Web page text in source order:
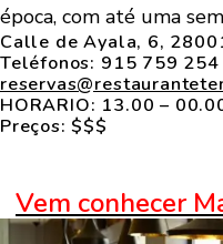
época, com até uma
Calle de Ayala, 6,
Teléfonos: 915 759
HORARIO: 13.00 –
Preços: $$$
Vem conhecer